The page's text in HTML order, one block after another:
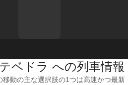
ベドラ への列車情報
移動の主な選択肢の1つは高速かつ最新